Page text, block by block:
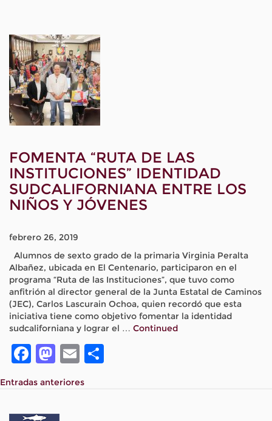
FOMENTA “RUTA DE LAS
INSTITUCIONES” IDENTIDAD
SUDCALIFORNIANA ENTRE LOS
NIÑOS Y JÓVENES
febrero 26, 2019
Alumnos de sexto grado de la primaria Virginia Peralta
Albañez, ubicada en El Centenario, participaron en el
programa “Ruta de las Instituciones”, que tuvo como
anfitrión al director general de la Junta Estatal de Caminos
(JEC), Carlos Lascurain Ochoa, quien recordó que esta
iniciativa tiene como objetivo fomentar la identidad
sudcaliforniana y lograr el … Continued
Facebook
Mastodon
Email
NAVEGACIÓN
ENTRADAS
Entradas anteriores